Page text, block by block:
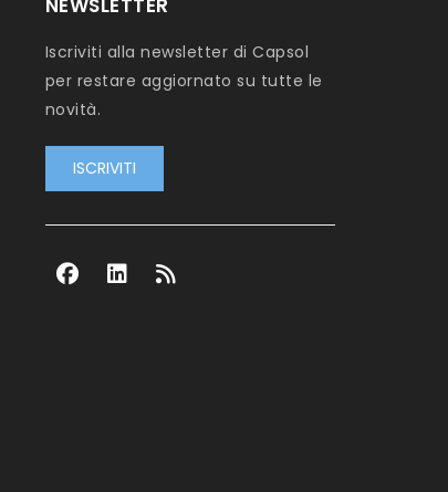
NEWSLETTER
Iscriviti alla newsletter di Capsol
per restare aggiornato su tutte le
novità.
ISCRIVITI